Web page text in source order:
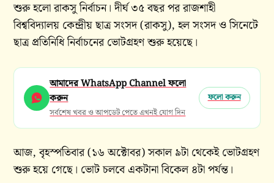
শুরু হলো রাকসু নির্বাচন। দীর্ঘ ৩৫ বছর পর রাজশাহী
বিশ্ববিদ্যালয় কেন্দ্রীয় ছাত্র সংসদ (রাকসু), হল সংসদ ও সিনেটে
ছাত্র প্রতিনিধি নির্বাচনের ভোটগ্রহণ শুরু হয়েছে।
আমাদের WhatsApp Channel ফলো
করুন
সর্বশেষ খবর ও আপডেট পেতে এখনই যোগ দিন
ফলো করুন
আজ, বৃহস্পতিবার (১৬ অক্টোবর) সকাল ৯টা থেকেই ভোটগ্রহণ
শুরু হয়ে গেছে। ভোট চলবে একটানা বিকেল ৪টা পর্যন্ত।